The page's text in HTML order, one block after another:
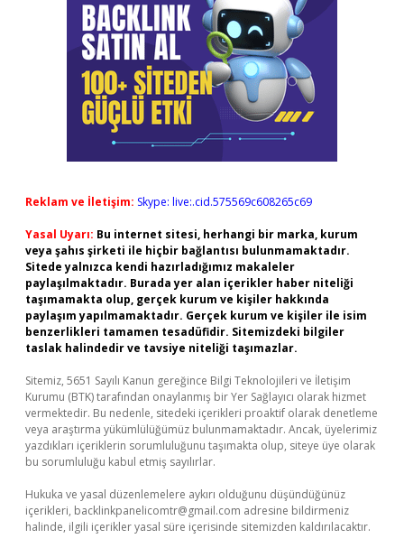
Reklam ve İletişim: Skype: live:.cid.575569c608265c69
Yasal Uyarı: Bu internet sitesi, herhangi bir marka, kurum
veya şahıs şirketi ile hiçbir bağlantısı bulunmamaktadır.
Sitede yalnızca kendi hazırladığımız makaleler
paylaşılmaktadır. Burada yer alan içerikler haber niteliği
taşımamakta olup, gerçek kurum ve kişiler hakkında
paylaşım yapılmamaktadır. Gerçek kurum ve kişiler ile isim
benzerlikleri tamamen tesadüfidir. Sitemizdeki bilgiler
taslak halindedir ve tavsiye niteliği taşımazlar.
Sitemiz, 5651 Sayılı Kanun gereğince Bilgi Teknolojileri ve İletişim
Kurumu (BTK) tarafından onaylanmış bir Yer Sağlayıcı olarak hizmet
vermektedir. Bu nedenle, sitedeki içerikleri proaktif olarak denetleme
veya araştırma yükümlülüğümüz bulunmamaktadır. Ancak, üyelerimiz
yazdıkları içeriklerin sorumluluğunu taşımakta olup, siteye üye olarak
bu sorumluluğu kabul etmiş sayılırlar.
Hukuka ve yasal düzenlemelere aykırı olduğunu düşündüğünüz
içerikleri, backlinkpanelicomtr@gmail.com adresine bildirmeniz
halinde, ilgili içerikler yasal süre içerisinde sitemizden kaldırılacaktır.